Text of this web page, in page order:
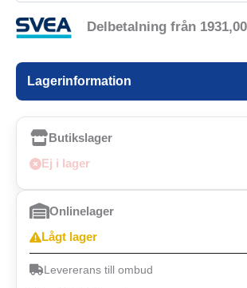
Delbetalning från 1931,00
Lagerinformation
Butikslager
Ej i lager
Onlinelager
Lågt lager
Levererans till ombud